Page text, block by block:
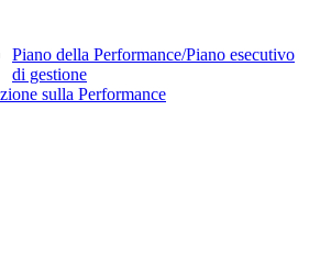
Piano della Performance/Piano esecutivo
di gestione
sulla Performance